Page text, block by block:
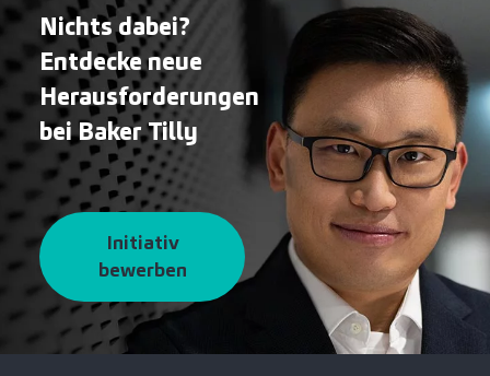
Nichts dabei?
Entdecke neue
Herausforderungen
bei Baker Tilly
Initiativ
bewerben